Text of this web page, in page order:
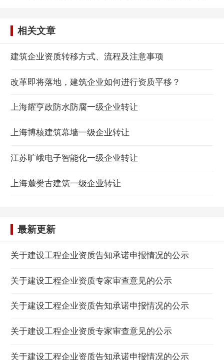
相关文章
建筑企业资质转移方式、流程及注意事项
改革即将落地，建筑企业如何进行资质平移？
上海耀亨政防水防腐一级企业转让
上海博核建筑幕墙一级企业转让
江苏旷峨电子智能化一级企业转让
上海麓樊古建筑一级企业转让
最新更新
关于建设工程企业资质告知承诺申报情况的公示
关于建设工程企业资质专家审查意见的公示
关于建设工程企业资质告知承诺申报情况的公示
关于建设工程企业资质专家审查意见的公示
关于建设工程企业资质告知承诺申报情况的公示